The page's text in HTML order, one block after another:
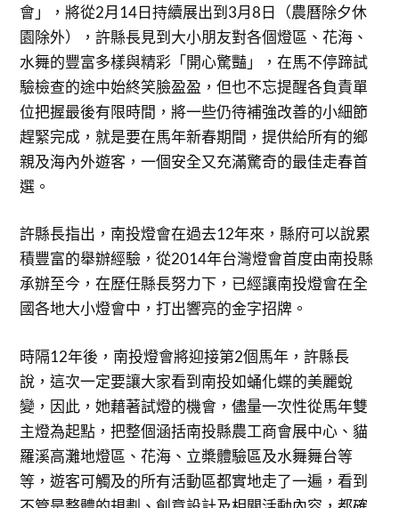
會」，將從2月14日持續展出到3月8日（農曆除夕休
園除外），許縣長見到大小朋友對各個燈區、花海、
水舞的豐富多樣與精彩「開心驚豔」，在馬不停蹄試
驗檢查的途中始終笑臉盈盈，但也不忘提醒各負責單
位把握最後有限時間，將一些仍待補強改善的小細節
趕緊完成，就是要在馬年新春期間，提供給所有的鄉
親及海內外遊客，一個安全又充滿驚奇的最佳走春首
選。
許縣長指出，南投燈會在過去12年來，縣府可以說累
積豐富的舉辦經驗，從2014年台灣燈會首度由南投縣
承辦至今，在歷任縣長努力下，已經讓南投燈會在全
國各地大小燈會中，打出響亮的金字招牌。
時隔12年後，南投燈會將迎接第2個馬年，許縣長
說，這次一定要讓大家看到南投如蛹化蝶的美麗蛻
變，因此，她藉著試燈的機會，儘量一次性從馬年雙
主燈為起點，把整個涵括南投縣農工商會展中心、貓
羅溪高灘地燈區、花海、立槳體驗區及水舞舞台等
等，遊客可觸及的所有活動區都實地走了一遍，看到